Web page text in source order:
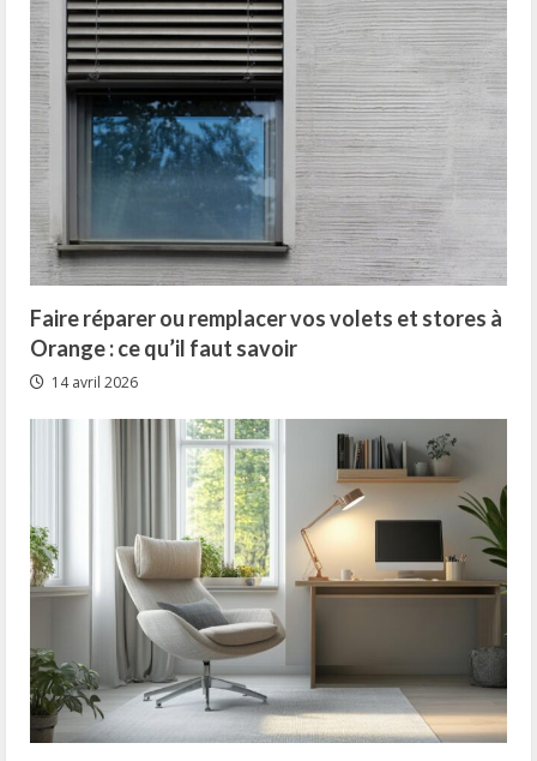
Faire réparer ou remplacer vos volets et stores à
Orange : ce qu’il faut savoir
14 avril 2026